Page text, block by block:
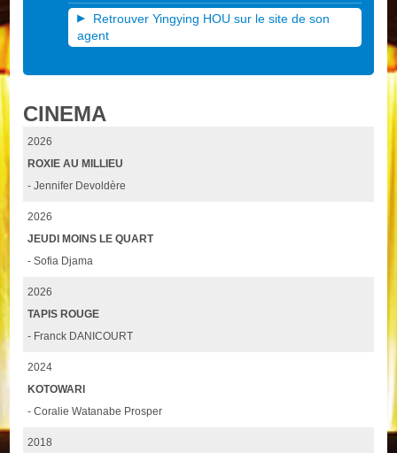
Retrouver Yingying HOU sur le site de son
agent
CINEMA
2026
ROXIE AU MILLIEU
- Jennifer Devoldère
2026
JEUDI MOINS LE QUART
- Sofia Djama
2026
TAPIS ROUGE
- Franck DANICOURT
2024
KOTOWARI
- Coralie Watanabe Prosper
2018